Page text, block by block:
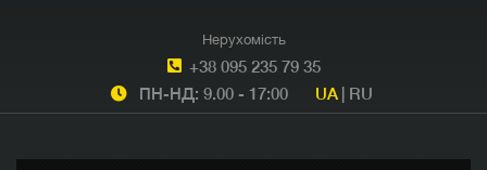
+38 095 235 79 35
Нерухомість
ПН-НД: 9.00 - 17:00 UA | RU